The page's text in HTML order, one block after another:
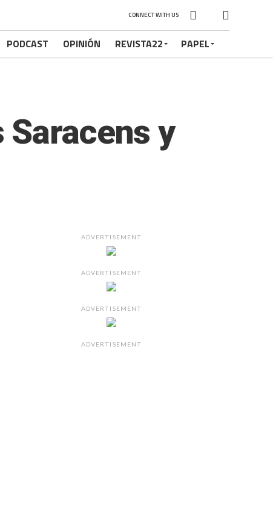
CONNECT WITH US
PODCAST OPINIÓN REVISTA22 PAPEL
Saracens y
ADVERTISEMENT
ADVERTISEMENT
ADVERTISEMENT
ADVERTISEMENT